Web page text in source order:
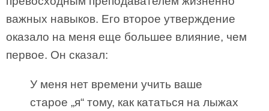
важных навыков. Его второе утверждение
оказало на меня еще большее влияние, чем
первое. Он сказал:
У меня нет времени учить ваше
старое „я“ тому, как кататься на лыжах